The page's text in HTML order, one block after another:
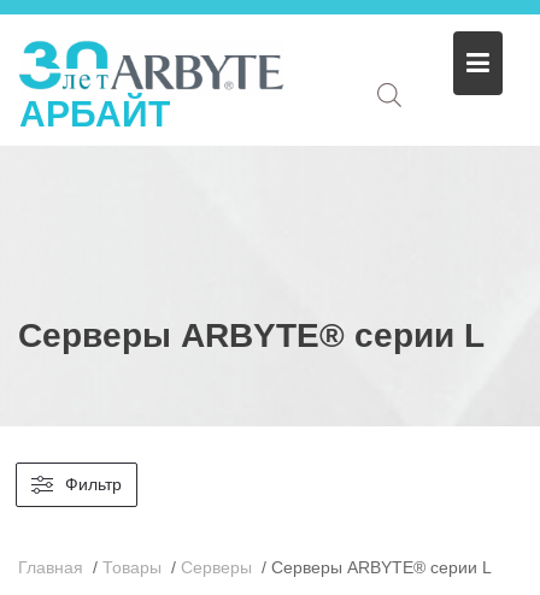
АРБАЙТ
Серверы ARBYTE® серии L
Фильтр
Главная / Товары / Серверы / Серверы ARBYTE® серии L